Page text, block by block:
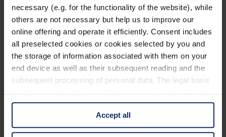
necessary (e.g. for the functionality of the website), while
others are not necessary but help us to improve our
online offering and operate it efficiently. Consent includes
all preselected cookies or cookies selected by you and
the storage of information associated with them on your
end device as well as their subsequent reading and the
subsequent processing of personal data. The legal basis
for the consent with regard to the storage and reading of
information is Art. 25 para. 1 TDDDG and with regard to
the processing of personal data Art. 6 para. 1 lit. a
GDPR. We also use cookies from third-party providers.
Accept all
Die schönsten Vogelbeobachtungsgebiete Deutschlands finden Sie
auf unserer Hotspot-Karte. Anregungen und Ideen für die nächste
Birding-Exkursionoder auch das nächsteVogelbeobachtungsgebiet
im Umkreis Ihrer Stadt – wir arbeiten kontinuierlich an unserer
Sammlung der sehenswertesten Vogeltreffs und Gebiete für seltene
Vogelsichtungen.
Nähere Informationen zu den Vogelbeobachtungs-Hotspots können
Sie mit einem Klick auf das entsprechende Vogel-Icon erfahren.
Viele sehenswerte Vogelbeobachtungsgebiete stellen wir auch in
unserer Rubrik „Reisen“ vor.
Fehlt Ihnen ein bestimmtes Vogelbeobachtungsgebiet auf unserer
Karte?Teilen Sie es uns mit!